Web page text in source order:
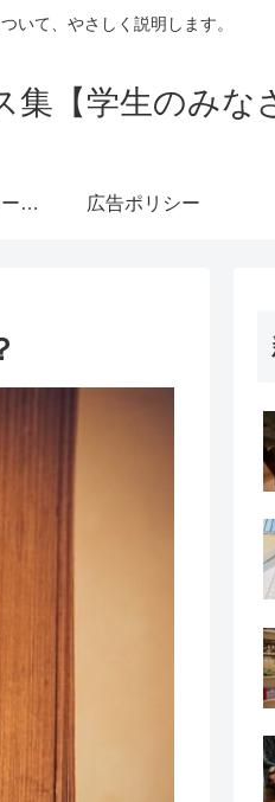
いて、やさしく説明します。
【学生のみな
プライバシーポリシー・免責事項 広告ポリシー